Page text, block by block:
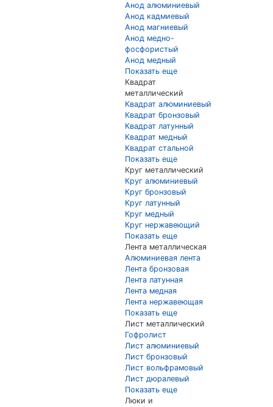
Анод алюминиевый
Анод кадмиевый
Анод магниевый
Анод медно-
фосфористый
Анод медный
Показать еще
Квадрат
металлический
Квадрат алюминиевый
Квадрат бронзовый
Квадрат латунный
Квадрат медный
Квадрат стальной
Показать еще
Круг металлический
Круг алюминиевый
Круг бронзовый
Круг латунный
Круг медный
Круг нержавеющий
Показать еще
Лента металлическая
Алюминиевая лента
Лента бронзовая
Лента латунная
Лента медная
Лента нержавеющая
Показать еще
Лист металлический
Гофролист
Лист алюминиевый
Лист бронзовый
Лист вольфрамовый
Лист дюралевый
Показать еще
Люки и